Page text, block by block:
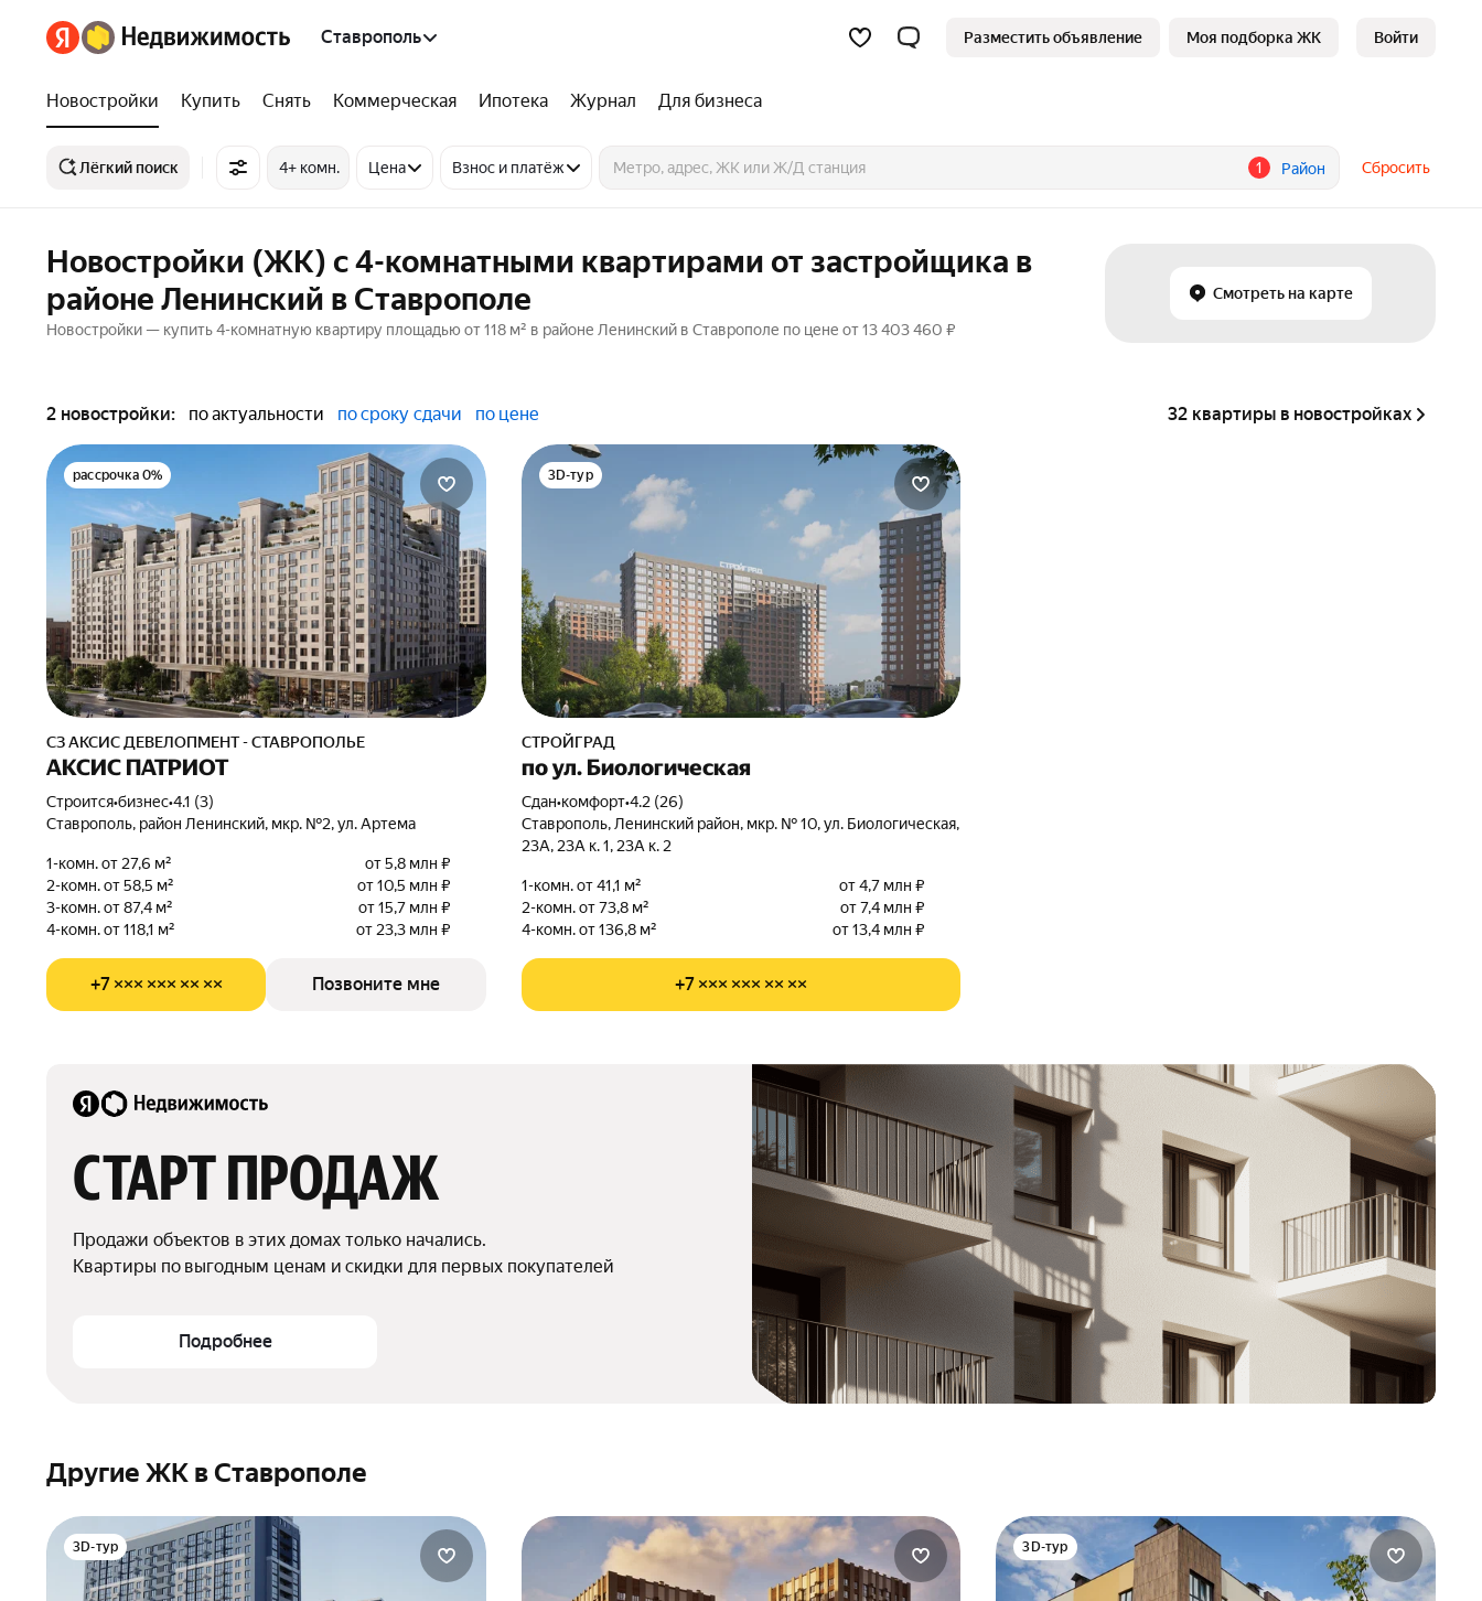
Ставрополь Разместить объявление Моя подборка ЖК Войти
Новостройки Купить Снять Коммерческая Ипотека Журнал Для бизнеса
Лёгкий поиск 4+ комн. Цена Взнос и платёж 1 Район Сбросить
Новостройки (ЖК) с 4-комнатными квартирами от застройщика в
районе Ленинский в Ставрополе
Новостройки — купить 4-комнатную квартиру площадью от 118 м² в районе Ленинский в Ставрополе по цене от 13 403 460 ₽
Смотреть на карте
2 новостройки: по актуальности по сроку сдачи по цене 32 квартиры в новостройках
рассрочка 0%
СЗ АКСИС ДЕВЕЛОПМЕНТ - СТАВРОПОЛЬЕ
АКСИС ПАТРИОТ
Строится•бизнес•4.1 (3)
Ставрополь, район Ленинский, мкр. №2, ул. Артема
1-комн. от 27,6 м²
от 5,8 млн ₽
2-комн. от 58,5 м²
от 10,5 млн ₽
3-комн. от 87,4 м²
от 15,7 млн ₽
4-комн. от 118,1 м²
от 23,3 млн ₽
+7 ××× ××× ×× ×× Позвоните мне
3D-тур
СТРОЙГРАД
по ул. Биологическая
Сдан•комфорт•4.2 (26)
Ставрополь, Ленинский район, мкр. № 10, ул. Биологическая,
23А, 23А к. 1, 23А к. 2
1-комн. от 41,1 м²
от 4,7 млн ₽
2-комн. от 73,8 м²
от 7,4 млн ₽
4-комн. от 136,8 м²
от 13,4 млн ₽
+7 ××× ××× ×× ××
СТАРТ ПРОДАЖ
Продажи объектов в этих домах только начались.
Квартиры по выгодным ценам и скидки для первых покупателей
Подробнее
Другие ЖК в Ставрополе
3D-тур 3D-тур